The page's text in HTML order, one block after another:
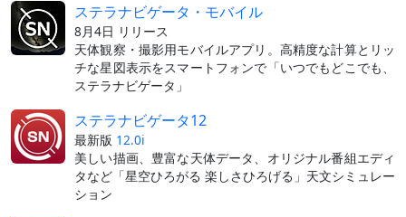
ステラナビゲータ・モバイル
8月4日 リリース
天体観察・撮影用モバイルアプリ。高精度な計算とリッ
チな星図表示をスマートフォンで「いつでもどこでも、
ステラナビゲータ」
ステラナビゲータ12
最新版 12.0i
美しい描画、豊富な天体データ、オリジナル番組エディ
タなど「星空ひろがる 楽しさひろげる」天文シミュレー
ション